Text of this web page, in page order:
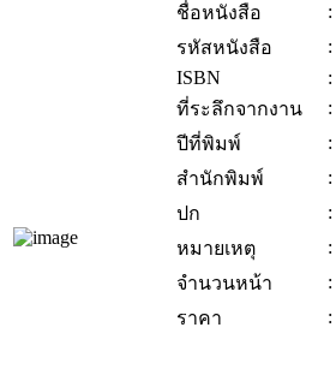
ชื่อหนังสือ :
รหัสหนังสือ
:
ISBN
:
ที่ระลึกจากงาน
:
ปีที่พิมพ์
:
สำนักพิมพ์
:
ปก
:
หมายเหตุ
:
จำนวนหน้า
:
ราคา
: